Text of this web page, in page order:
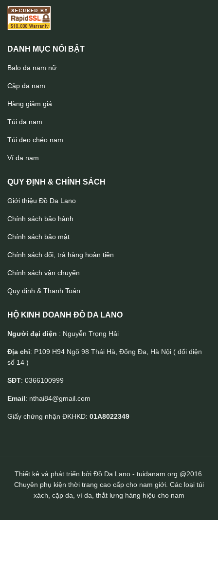
Túi đeo chéo nam Lano có đai thắt lưng KT87
DANH MỤC NỔI BẬT
Balo da nam nữ
Cặp da nam
Hàng giảm giá
Túi da nam
Túi đeo chéo nam
Ví da nam
QUY ĐỊNH & CHÍNH SÁCH
Giới thiệu Đồ Da Lano
Chính sách bảo hành
Chính sách bảo mật
Chính sách đổi, trả hàng hoàn tiền
Chính sách vận chuyển
Quy định & Thanh Toán
HỘ KINH DOANH ĐỒ DA LANO
Người đại diện : Nguyễn Trọng Hải
Địa chỉ: P109 H94 Ngõ 98 Thái Hà, Đống Đa, Hà Nội ( đối diện
số 14 )
SĐT: 0366100999
Email: nthai84@gmail.com
Giấy chứng nhận ĐKHKD: 01A8022349
Thiết kê và phát triển bởi Đồ Da Lano - tuidanam.org @2016.
Chuyên phụ kiện thời trang cao cấp cho nam giới. Các loại túi
xách, cặp da, ví da, thắt lưng hàng hiệu cho nam